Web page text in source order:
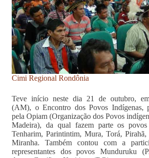
Cimi Regional Rondônia
Teve início neste dia 21 de outubro,
(AM), o Encontro dos Povos Indígenas,
pela Opiam (Organização dos Povos
Madeira), da qual fazem parte os povos
Tenharim, Parintintim, Mura, Torá,
Miranha. Também contou com a
representantes dos povos Munduruku